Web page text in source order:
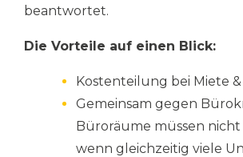
beantwortet.
Die Vorteile auf einen Blick:
Kostenteilung bei Miete
Gemeinsam gegen
Büroräume müssen
wenn gleichzeitig viele